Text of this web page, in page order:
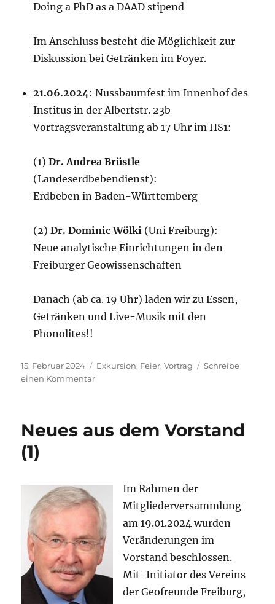
Doing a PhD as a DAAD stipend
Im Anschluss besteht die Möglichkeit zur
Diskussion bei Getränken im Foyer.
21.06.2024: Nussbaumfest im Innenhof des
Institus in der Albertstr. 23b
Vortragsveranstaltung ab 17 Uhr im HS1:
(1)Dr. Andrea Brüstle
(Landeserdbebendienst):
Erdbeben in Baden-Württemberg
(2)Dr. Dominic Wölki (Uni Freiburg):
Neue analytische Einrichtungen in den
Freiburger Geowissenschaften
Danach (ab ca. 19 Uhr) laden wir zu Essen,
Getränken und Live-Musik mit den
Phonolites!!
Veröffentlicht
am
15. Februar 2024 Kategorien
Exkursion, Feier,Vortrag
Schreibe
einen Kommentarzu
Neues aus dem Vorstand
(1)
Im Rahmen der
Mitgliederversammlung
am 19.01.2024 wurden
Veränderungen im
Vorstand beschlossen.
Mit-Initiator des Vereins
der Geofreunde Freiburg,